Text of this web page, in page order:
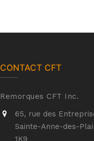
CONTACT CFT
Remorques CFT Inc.
65, rue des
Sainte-Anne-des-
1K9